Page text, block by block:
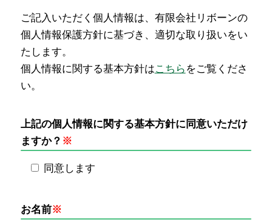
ご記入いただく個人情報は、有限会社リボーンの
個人情報保護方針に基づき、適切な取り扱いをい
たします。
個人情報に関する基本方針はこちら をご覧くださ
い。
上記の個人情報に関する基本方針に同意いただけ
ますか？ ※
同意します
お名前※